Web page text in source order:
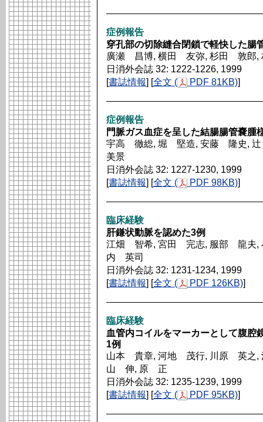
症例報告
穿孔部の切除縫合閉鎖で軽快した腸
廣瀬 昌博, 横田 友弥, 杉田 敦郎
日消外会誌 32: 1222-1226, 1999
[書誌情報] [全文 ( PDF 81KB)]
症例報告
門脈ガス血症を呈した結腸腸管嚢腫
宇高 徹総, 堀 堅造, 安藤 隆史,
美景
日消外会誌 32: 1227-1230, 1999
[書誌情報] [全文 ( PDF 98KB)]
臨床経験
肝鎌状動脈を認めた3例
江畑 智希, 宮田 完志, 服部 龍夫,
内 英司
日消外会誌 32: 1231-1234, 1999
[書誌情報] [全文 ( PDF 126KB)]
臨床経験
血管内コイルをマーカーとして腹腔
1例
山本 貴章, 河地 茂行, 川原 英
山 伸, 原 正
日消外会誌 32: 1235-1239, 1999
[書誌情報] [全文 ( PDF 95KB)]